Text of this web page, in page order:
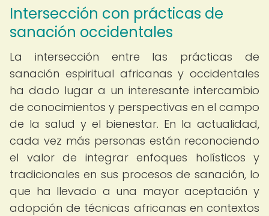
Intersección con prácticas de
sanación occidentales
La intersección entre las prácticas de
sanación espiritual africanas y occidentales
ha dado lugar a un interesante intercambio
de conocimientos y perspectivas en el campo
de la salud y el bienestar. En la actualidad,
cada vez más personas están reconociendo
el valor de integrar enfoques holísticos y
tradicionales en sus procesos de sanación, lo
que ha llevado a una mayor aceptación y
adopción de técnicas africanas en contextos